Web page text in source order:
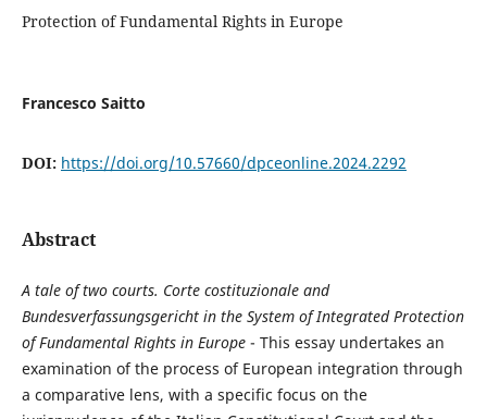
Protection of Fundamental Rights in Europe
Francesco Saitto
DOI: https://doi.org/10.57660/dpceonline.2024.2292
Abstract
A tale of two courts. Corte costituzionale and
Bundesverfassungsgericht in the System of Integrated Protection
of Fundamental Rights in Europe- This essay undertakes an
examination of the process of European integration through
a comparative lens, with a specific focus on the